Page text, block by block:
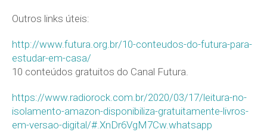
Outros links úteis:
http://www.futura.org.br/10-conteudos-do-futura-para-
estudar-em-casa/
10 conteúdos gratuitos do Canal Futura.
https://www.radiorock.com.br/2020/03/17/leitura-no-
isolamento-amazon-disponibiliza-gratuitamente-livros-
em-versao-digital/#.XnDr6VgM7Cw.whatsapp